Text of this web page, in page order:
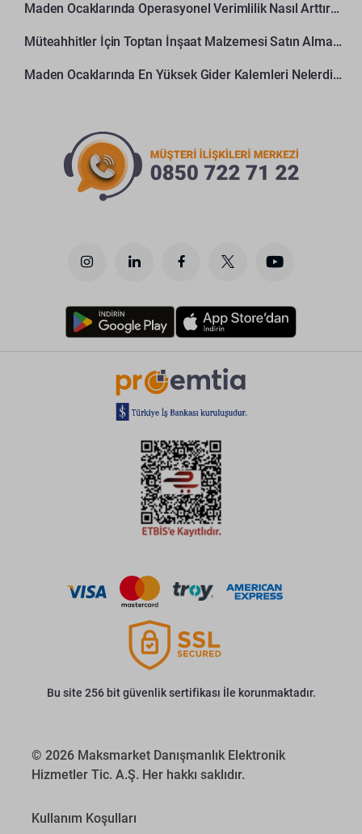
Maden Ocaklarında Operasyonel Verimlilik Nasıl Arttırılır?
Müteahhitler İçin Toptan İnşaat Malzemesi Satın Alma Rehberi
Maden Ocaklarında En Yüksek Gider Kalemleri Nelerdir?
Bu site 256 bit güvenlik sertifikası İle korunmaktadır.
© 2026 Maksmarket Danışmanlık Elektronik
Hizmetler Tic. A.Ş. Her hakkı saklıdır.
Kullanım Koşulları